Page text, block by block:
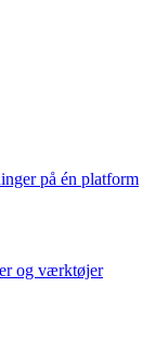
på én platform
og værktøjer